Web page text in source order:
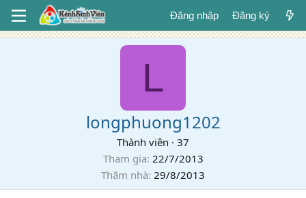
Đăng nhập Đăng ký
L
longphuong1202
Thành viên · 37
Tham gia 22/7/2013
Thăm nhà 29/8/2013